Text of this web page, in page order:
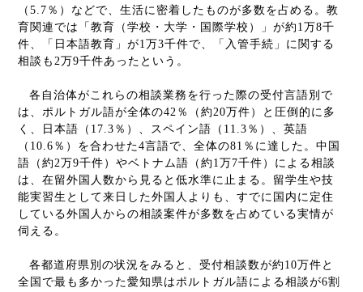
（ 5.7 ％）などで、生活に密着したものが多数を占める。教
育関連では「教育（学校・大学・国際学校）」が約 1万8千
件、「日本語教育」が1万3千件で、「入管手続」に関する
相談も 2万9千件あったという。
各自治体がこれらの相談業務を行った際の受付言語別で
は、ポルトガル語が全体の42 ％（約20万件）と圧倒的に多
く、日本語（ 17.3 ％）、スペイン語（ 11.3 ％）、英語
（ 10.6 ％）を合わせた4言語で、全体の81 ％に達した。中国
語（約2万9千件）やベトナム語（約 1万7千件）による相談
は、在留外国人数から見ると低水準に止まる。留学生や技
能実習生として来日した外国人よりも、すでに国内に定住
している外国人からの相談案件が多数を占めている実情が
伺える。
各都道府県別の状況をみると、受付相談数が約 10万件と
全国で最も多かった愛知県はポルトガル語による相談が6割